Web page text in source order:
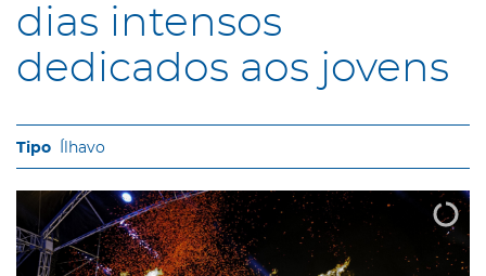
dias intensos
dedicados aos jovens
Ílhavo